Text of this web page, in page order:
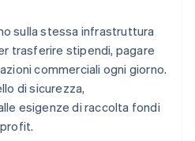
sulla stessa infrastruttura
trasferire stipendi, pagare
commerciali ogni giorno.
di sicurezza,
esigenze di raccolta fondi